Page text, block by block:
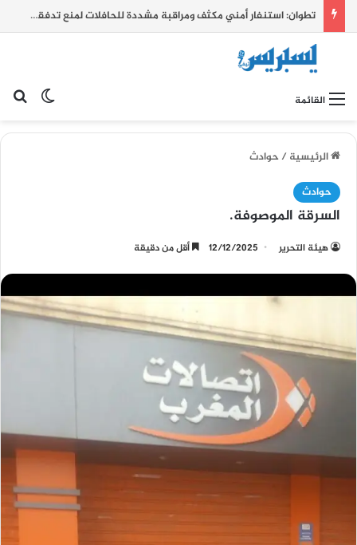
تطوان: استنفار أمني مكثف ومراقبة مشددة للحافلات لمنع تدفقات الهجرة غير النظامية نحو الفنيدق
القائمة
الرئيسية/حوادث
حوادث
السرقة الموصوفة.
هيئة التحرير 12/12/2025 أقل من دقيقة